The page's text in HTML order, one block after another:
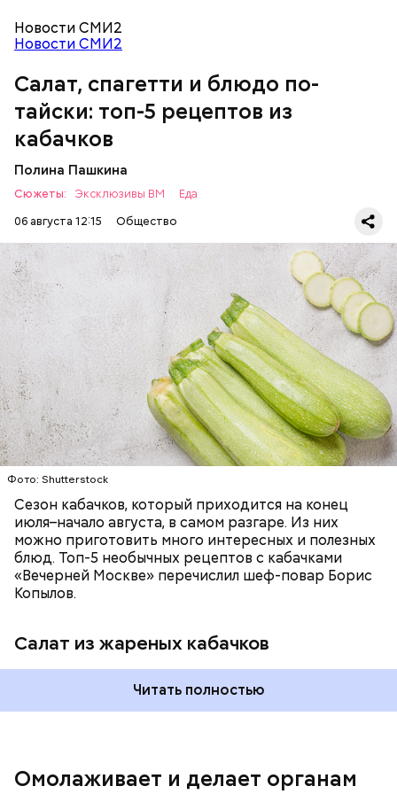
Новости СМИ2
Новости СМИ2
Салат, спагетти и блюдо по-
тайски: топ-5 рецептов из
кабачков
Полина Пашкина
Сюжеты: Эксклюзивы ВМ
Еда
06 августа 12:15
Общество
Фото: Shutterstock
Сезон кабачков, который приходится на конец
июля–начало августа, в самом разгаре. Из них
можно приготовить много интересных и полезных
блюд. Топ-5 необычных рецептов с кабачками
«Вечерней Москве» перечислил шеф-повар Борис
Копылов.
Салат из жареных кабачков
Ингредиенты:
Читать полностью
ЕДА ОВОЩИ РЕЦЕПТЫ
Омолаживает и делает органам
кремний — укрепляет кости, зубы, волосы и
ногти и оказывает омолаживающее действие;
клетчатка — достаточно нежная и забирает
Вред дыни
Фото: Shutterstock
Однако диетолог предупредила: не для всех дыня
может быть полезна. В первую очередь ее стоит
есть с осторожностью людям: